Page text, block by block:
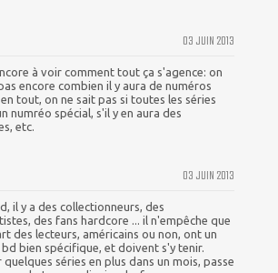
03 JUIN 2013
à voir comment tout ça s'agence: on
encore combien il y aura de numéros
tout, on ne sait pas si toutes les séries
numréo spécial, s'il y en aura des
etc.
03 JUIN 2013
il y a des collectionneurs, des
des fans hardcore ... il n'empêche que
des lecteurs, américains ou non, ont un
bien spécifique, et doivent s'y tenir.
quelques séries en plus dans un mois, passe